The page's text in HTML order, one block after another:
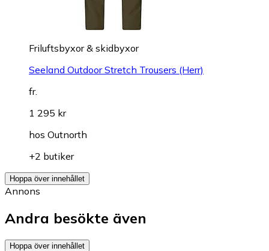
Friluftsbyxor & skidbyxor
Seeland Outdoor Stretch Trousers (Herr)
fr.
1 295 kr
hos Outnorth
+2 butiker
Hoppa över innehållet
Annons
Andra besökte även
Hoppa över innehållet